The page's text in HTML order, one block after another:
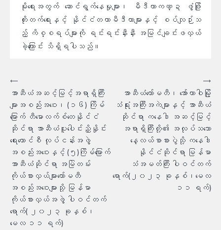
မိုးရေးအတွက် ဆောင်ရွက်နေမှုများ၊ မီဒီယာကဏ္ဍ ဖွံ့ဖြိုး
တိုးတက်ရေးနှင့် နိုင်ငံတကာမီဒီယာများနှင့် စပ်လျဉ်းသ
ည့် ကိစ္စရပ်များကို ရင်းရင်းနှီးနှီး အမြင်ချင်းဖလှယ်
ခဲ့ကြောင်း သိရှိရပါသည်။
စာမူ
လမ်းကြောင်း
ပြ
⟵
အာဆီယံအဆင့်မြင့်အရာရှိကြီး
များအစည်းအဝေး၊ (၁၆) ကြိမ်
မြောက် တီမောလက်စ်တေနိုင်ငံ
ဆိုင်ရာ အာဆီယံပူးပေါင်းညှိနှိုင်း
ရေးကောင်စီ လုပ်ငန်းအဖွဲ့
အစည်းအဝေးနှင့် (၅)ကြိမ်မြောက်
အာဆီယံဆိုင်ရာ အမြဲတမ်း
ကိုယ်စားလှယ်များကော်မတီ
အစည်းအဝေးများသို့ မြန်မာ
ကိုယ်စားလှယ်အဖွဲ့ ပါဝင်တက်
ရောက်( ၂၀၂၃ ခုနှစ်၊
မေလ ၁၁ ရက်)
အာဆီယံကော်မတီ၊ အော်တာဝါမြို့
သံရုံးအကြီးအကဲများနှင့် အာဆီယံ
ဆိုင်ရာ ကနေဒါ အဆင့်မြင့်
အရာရှိကြီးတို့၏ အလုပ်သဘော
နေ့လယ်စာစားပွဲသို့ ကနေဒါ
နိုင်ငံဆိုင်ရာ မြန်မာ
သံအမတ်ကြီး ပါဝင်တက်
ရောက်(၂၀၂၃ ခုနှစ်၊မေလ
၁၁ ရက်)
⟶